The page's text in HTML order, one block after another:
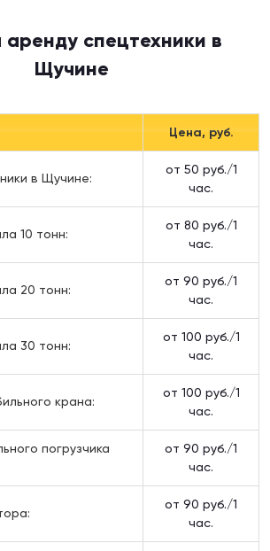
спецтехники в
Щучине
Цена, руб.
в Щучине:
от 50 руб./1
час.
10 тонн:
от 80 руб./1
час.
20 тонн:
от 90 руб./1
час.
30 тонн:
от 100 руб./1
час.
крана:
от 100 руб./1
час.
погрузчика
от 90 руб./1
час.
от 90 руб./1
час.